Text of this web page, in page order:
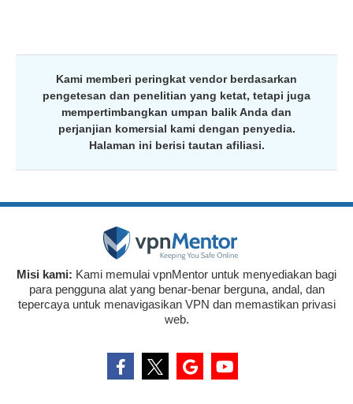
Kami memberi peringkat vendor berdasarkan
pengetesan dan penelitian yang ketat, tetapi juga
mempertimbangkan umpan balik Anda dan
perjanjian komersial kami dengan penyedia.
Halaman ini berisi tautan afiliasi.
Misi kami: Kami memulai vpnMentor untuk menyediakan bagi
para pengguna alat yang benar-benar berguna, andal, dan
tepercaya untuk menavigasikan VPN dan memastikan privasi
web.